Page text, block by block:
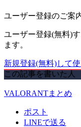
ユーザー登録のご案
ユーザー登録(無料)
ます。
新規登録(無料)して使
この記事を書いた人
VALORANTまとめ
ポスト
LINEで送る